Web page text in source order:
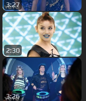
3:27
2:30
3:26